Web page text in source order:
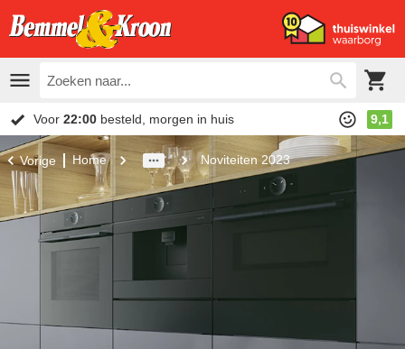
Voor 22:00 besteld, morgen in huis 9,1
Vorige Home Noviteiten 2023